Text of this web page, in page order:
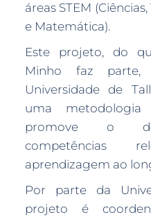
áreas STEM
e Matemática).
Este projeto, do
Minho faz parte,
Universidade de
uma metodologia
promove o
competências
aprendizagem ao
Por parte da
projeto é